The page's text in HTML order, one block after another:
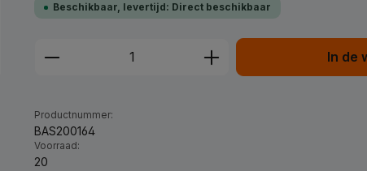
Beschikbaar, levertijd: Direct beschikbaar
Producthoeveelheid: Voer de In de
Productnummer:
BAS200164
Voorraad:
20